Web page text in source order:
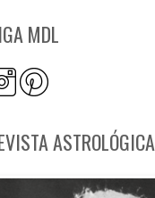
MDL
ASTROLÓGICA